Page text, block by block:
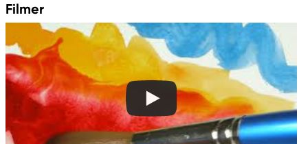
Colart Sweden AB
Östra Långgatan 87
61930 Trosa, Sweden
info@colart.se
Filmer